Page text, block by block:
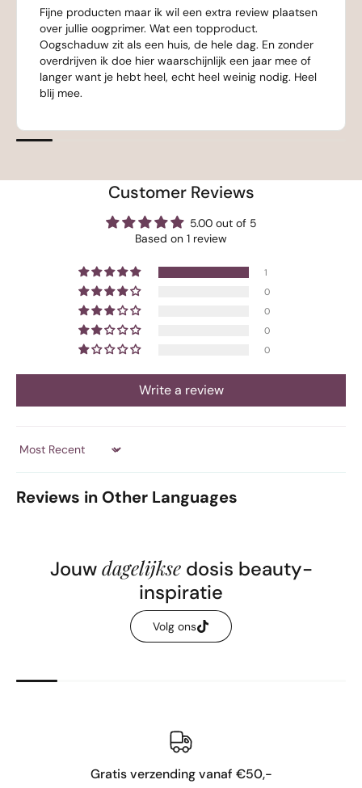
Fijne producten maar ik wil een extra review plaatsen
over jullie oogprimer. Wat een topproduct.
Oogschaduw zit als een huis, de hele dag. En zonder
overdrijven ik doe hier waarschijnlijk een jaar mee of
langer want je hebt heel, echt heel weinig nodig. Heel
blij mee.
Customer Reviews
5.00 out of 5
Based on 1 review
1
0
0
0
0
Write a review
Sort by
Reviews in Other Languages
Jouwdagelijksedosis beauty-
inspiratie
Volg ons
Gratis verzending vanaf €50,-